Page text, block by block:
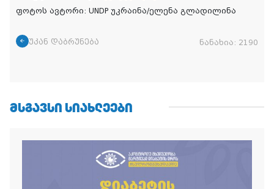
ფოტოს ავტორი: UNDP უკრაინა/ელენა გლადილინა
უკან დაბრუნება ნანახია: 2190
ᲛᲡᲒᲐᲕᲡᲘ ᲡᲘᲐᲮᲚᲔᲔᲑᲘ